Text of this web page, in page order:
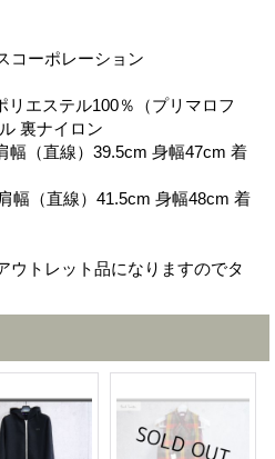
コーポレーション
エステル100％（プリマロフ
裏ナイロン
幅（直線）39.5cm 身幅47cm 着
幅（直線）41.5cm 身幅48cm 着
ウトレット品になりますのでタ